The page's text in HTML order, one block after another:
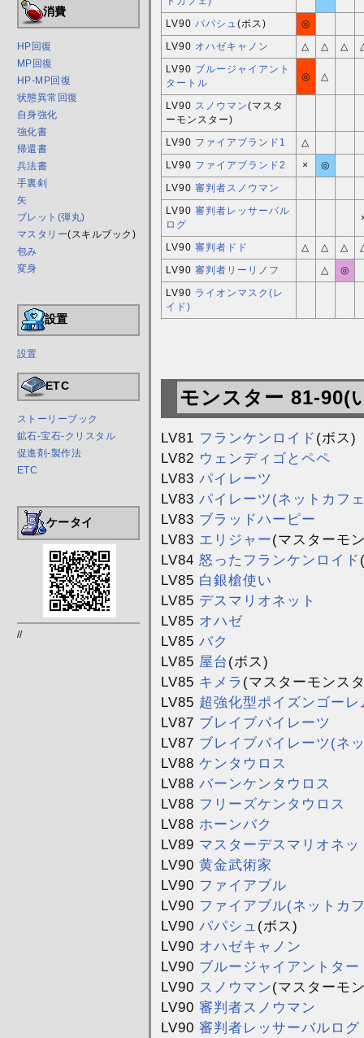
消費
HP回復
MP回復
HP-MP回復
状態異常回復
自身強化
強化書
帰還書
兵法書
手裏剣
矢
ブレット(弾丸)
マスタリー(スキルブック)
包み
変身
設置
設置
ETC
ストーリーブック
鉱石-宝石-クリスタル
促進剤-製作法
ETC
ケータイ
//
LV90 パパシュ (ボス)
◎
LV90 オハゼキャノン △ △ △
LV90 ブルージャイアント
タートル
◎ △
LV90 スノウマン(マスタ
ーモンスター)
LV90 ファイアブランド1
△
LV90 ファイアブランド2 ×
◎
LV90 審判者スノウマン
LV90 審判者レッサーバル
ログ
LV90 審判者ドド △ △ △
LV90 審判者リーリノフ △
◎
LV90 ライオンマスク(レ
イド)
モンスター 81-90(
LV81 フランケンロイド (ボス)
LV82 ウェンディゴとペペ
LV83 パイレーツ
LV83 パイレーツ(ネットカフ
LV83 ブラッドハーピー
LV83 エリジャー(マスターモ
LV84 怒ったフランケンロイド
LV85 白銀槍使い
LV85 デスマリオネット
LV85 オハゼ
LV85 バク
LV85 屋台 (ボス)
LV85 キメラ (マスターモンス
LV85 超強化型ポイズンゴーレ
LV87 ブレイブパイレーツ
LV87 ブレイブパイレーツ(ネ
LV88 ケンタウロス
LV88 バーンケンタウロス
LV88 フリーズケンタウロス
LV88 ホーンバク
LV89 マスターデスマリオネッ
LV90 黄金武術家
LV90 ファイアブル
LV90 ファイアブル(ネットカ
LV90 パパシュ (ボス)
LV90 オハゼキャノン
LV90 ブルージャイアントター
LV90 スノウマン(マスターモ
LV90 審判者スノウマン
LV90 審判者レッサーバルログ